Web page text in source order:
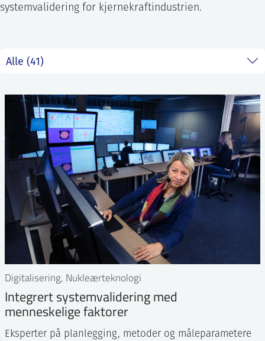
systemvalidering for kjernekraftindustrien.
Digitalisering, Nukleærteknologi
Integrert systemvalidering med
menneskelige faktorer
Eksperter på planlegging, metoder og måleparametere